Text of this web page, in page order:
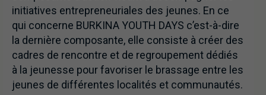
initiatives entrepreneuriales des jeunes. En ce
qui concerne BURKINA YOUTH DAYS c’est-à-dire
la dernière composante, elle consiste à créer des
cadres de rencontre et de regroupement dédiés
à la jeunesse pour favoriser le brassage entre les
jeunes de différentes localités et communautés.